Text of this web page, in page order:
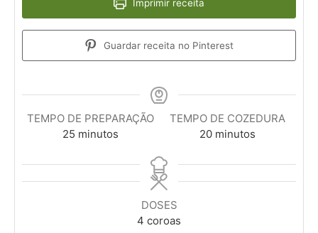
Imprimir receita
Guardar receita no Pinterest
TEMPO DE PREPARAÇÃO
25 minutos
minutos
TEMPO DE COZEDURA
20minutos
minutos
DOSES
4 coroas